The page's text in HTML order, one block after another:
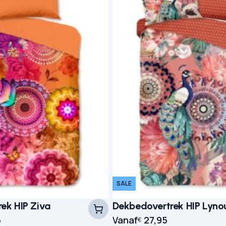
HIP Ziva
prijs was: € 59,95.
€ 27,95.
SALE
Dekbedovertrek HIP
Vanaf€ 27,95